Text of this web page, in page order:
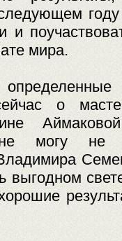
и
мира.
о
могу не
выгодном